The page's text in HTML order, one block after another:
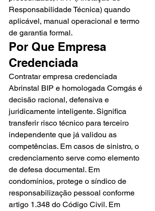
Responsabilidade Técnica) quando
aplicável, manual operacional e termo
de garantia formal.
Por Que Empresa
Credenciada
Contratar empresa credenciada
Abrinstal BIP e homologada Comgás é
decisão racional, defensiva e
juridicamente inteligente. Significa
transferir risco técnico para terceiro
independente que já validou as
competências. Em casos de sinistro, o
credenciamento serve como elemento
de defesa documental. Em
condomínios, protege o síndico de
responsabilização pessoal conforme
artigo 1.348 do Código Civil. Em